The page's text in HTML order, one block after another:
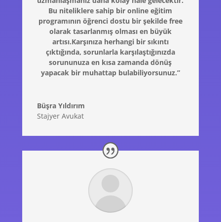
Bu niteliklere sahip bir online eğitim
programının öğrenci dostu bir şekilde free
olarak tasarlanmış olması en büyük
artısı.Karşınıza herhangi bir sıkıntı
çıktığında, sorunlarla karşılaştığınızda
sorununuza en kısa zamanda dönüş
yapacak bir muhattap bulabiliyorsunuz.”
Büşra Yıldırım
Stajyer Avukat